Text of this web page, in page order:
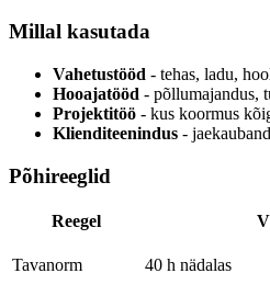
Millal kasutada
Vahetustööd - tehas, ladu,
Hooajatööd - põllumajandus,
Projektitöö - kus koormus
Klienditeenindus -
Põhireeglid
Reegel
Tavanorm 40 h nädalas